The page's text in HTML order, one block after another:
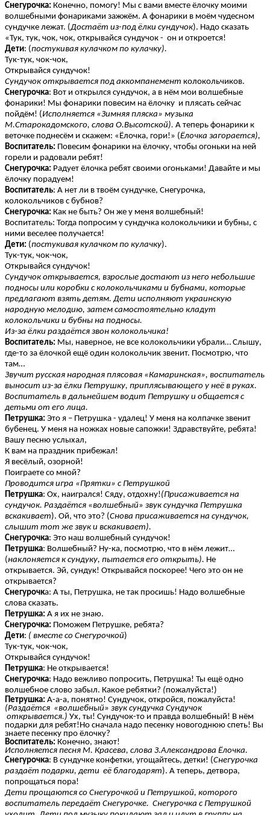
Снегурочка: Конечно, помогу! Мы с вами вместе ёлочку моими
волшебными фонариками зажжём. А фонарики в моём чудесном
сундучке лежат. (Достаёт из-под ёлки сундучок). Надо сказать
«Тук, тук, чок, чок, открывайся сундучок - он и откроется!
Дети: (постукивая кулачком по кулачку).
Тук-тук, чок-чок,
Открывайся сундучок!
Сундучок открывается под аккомпанемент колокольчиков.
Снегурочка: Вот и открылся сундучок, а в нём мои волшебные
фонарики! Мы фонарики повесим на ёлочку и плясать сейчас
пойдём! ( Исполняется «Зимняя пляска» музыка
М.Старокадомского, слова О.Высотской). А теперь фонарики к
веточке поднесём и скажем: «Ёлочка, гори!» (Ёлочка загорается),
Воспитатель: Повесим фонарики на ёлочку, чтобы огоньки на ней
горели и радовали ребят!
Снегурочка: Радует ёлочка ребят своими огоньками! Давайте и мы
ёлочку порадуем!
Воспитатель: А нет ли в твоём сундучке, Снегурочка,
колокольчиков с бубнов?
Снегурочка: Как не быть? Он же у меня волшебный!
Воспитатель: Тогда попросим у сундучка колокольчики и бубны, с
ними веселее получается!
Дети: (постукивая кулачком по кулачку).
Тук-тук, чок-чок,
Открывайся сундучок!
Сундучок открывается, взрослые достают из него небольшие
подносы или коробки с колокольчиками и бубнами, которые
предлагают взять детям. Дети исполняют украинскую
народную мелодию, затем самостоятельно кладут
колокольчики и бубны на подносы.
Из-за ёлки раздаётся звон колокольчика!
Воспитатель: Мы, наверное, не все колокольчики убрали… Слышу,
где-то за ёлочкой ещё один колокольчик звенит. Посмотрю, что
там…
Звучит русская народная плясовая «Камаринская», воспитатель
выносит из-за ёлки Петрушку, приплясывающего у неё в руках.
Воспитатель в дальнейшем водит Петрушку и общается с
детьми от его лица.
Петрушка: Это я – Петрушка - удалец! У меня на колпачке звенит
бубенец. У меня на ножках новые сапожки! Здравствуйте, ребята!
Вашу песню услыхал,
К вам на праздник прибежал!
Я весёлый, озорной!
Поиграете со мной?
Проводится игра «Прятки» с Петрушкой
Петрушка: Ох, наигрался! Сяду, отдохну!(Присаживается на
сундучок. Раздаётся «волшебный» звук сундучка Петрушка
вскакивает). Ой, что это? (Снова присаживается на сундучок,
слышит тот же звук и вскакивает).
Снегурочка: Это наш волшебный сундучок!
Петрушка: Волшебный? Ну-ка, посмотрю, что в нём лежит…
(наклоняется к сундуку, пытается его открыть). Не
открывается. Эй, сундук! Открывайся поскорее! Чего это он не
открывается?
Снегурочка: А ты, Петрушка, не так просишь! Надо волшебные
слова сказать.
Петрушка: А я их не знаю.
Снегурочка: Поможем Петрушке, ребята?
Дети: ( вместе со Снегурочкой)
Тук-тук, чок-чок,
Открывайся сундучок!
Петрушка: Не открывается!
Снегурочка: Надо вежливо попросить, Петрушка! Ты ещё одно
волшебное слово забыл. Какое ребятки? (пожалуйста!)
Петрушка: А-а-а, понятно! Сундучок, откройся, пожалуйста!
(Раздаётся «волшебный» звук сундучка Сундучок
открывается.) Ух, ты! Сундучок-то и правда волшебный! В нём
подарки для ребят!Но сначала надо песенку новогоднюю спеть! Вы
знаете песенку про ёлочку?
Воспитатель: Конечно, знают!
Исполняется песня М. Красева, слова З.Александрова Ёлочка.
Снегурочка: В сундучке конфетки, угощайтесь, детки! (Снегурочка
раздаёт подарки, дети её благодарят). А теперь, детвора,
попрощаться пора!
Дети прощаются со Снегурочкой и Петрушкой, которого
воспитатель передаёт Снегурочке. Снегурочка с Петрушкой